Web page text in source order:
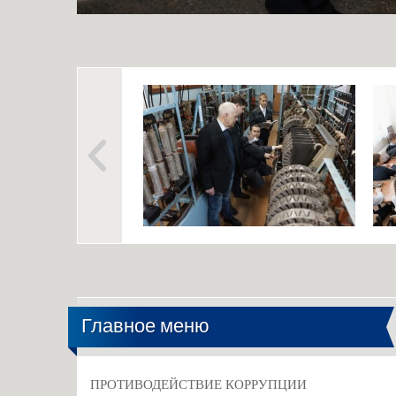
Главное меню
ПРОТИВОДЕЙСТВИЕ КОРРУПЦИИ